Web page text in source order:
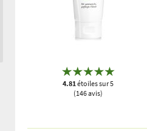
4.81étoiles sur 5
(146 avis)